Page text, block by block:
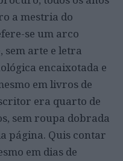
a mestria do
se um arco
sem arte e letra
encaixotada e
em livros de
era quarto de
sem roupa dobrada
página. Quis contar
em dias de